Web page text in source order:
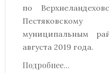
по
Пестяковскому
муниципальным
августа 2019 года.
Подробнее...